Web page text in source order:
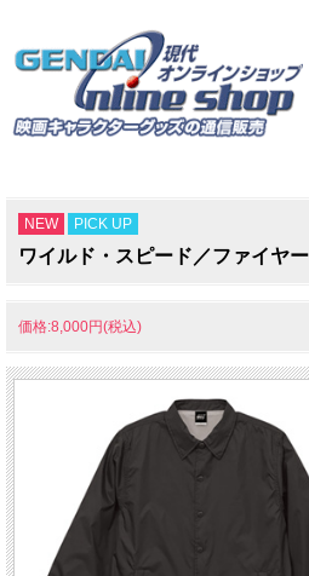
NEW PICK UP
ワイルド・スピード／ファイヤ
価格:8,000円(税込)